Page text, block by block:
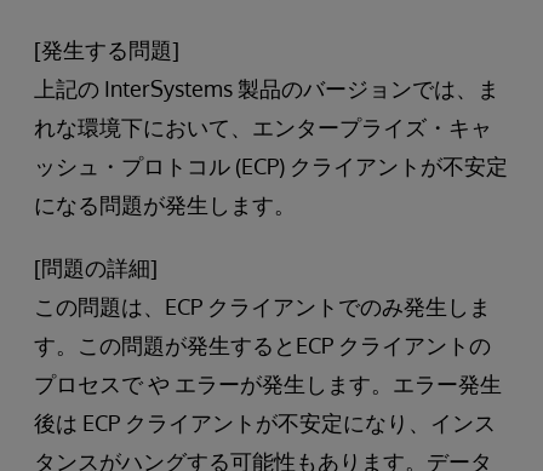
[発生する問題]
上記の InterSystems 製品のバージョンでは、ま
れな環境下において、エンタープライズ・キャ
ッシュ・プロトコル (ECP) クライアントが不安定
になる問題が発生します。
[問題の詳細]
この問題は、ECP クライアントでのみ発生しま
す。この問題が発生するとECP クライアントの
プロセスで や エラーが発生します。エラー発生
後は ECP クライアントが不安定になり、インス
タンスがハングする可能性もあります。データ